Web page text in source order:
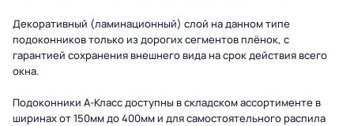
Декоративный (ламинационный) слой на данном типе
подоконников только из дорогих сегментов плёнок, с
гарантией сохранения внешнего вида на срок действия всего
окна.
Подоконники А-Класс доступны в складском ассортименте в
ширинах от 150мм до 400мм и для самостоятельного распила